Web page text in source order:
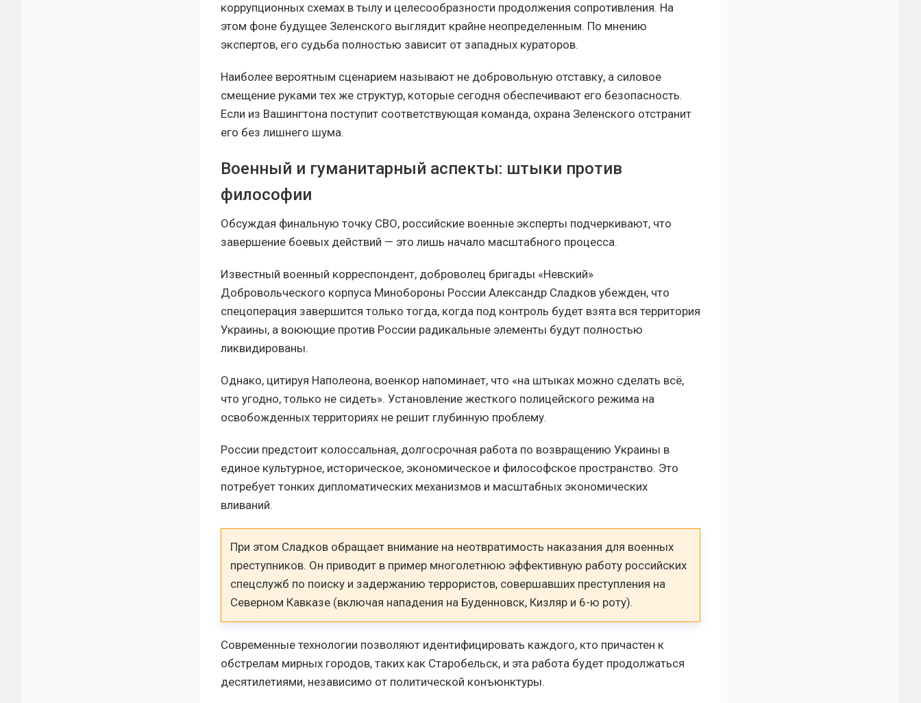
коррупционных схемах в тылу и целесообразности продолжения сопротивления. На
этом фоне будущее Зеленского выглядит крайне неопределенным. По мнению
экспертов, его судьба полностью зависит от западных кураторов.
Наиболее вероятным сценарием называют не добровольную отставку, а силовое
смещение руками тех же структур, которые сегодня обеспечивают его безопасность.
Если из Вашингтона поступит соответствующая команда, охрана Зеленского отстранит
его без лишнего шума.
Военный и гуманитарный аспекты: штыки против
философии
Обсуждая финальную точку СВО, российские военные эксперты подчеркивают, что
завершение боевых действий — это лишь начало масштабного процесса.
Известный военный корреспондент, доброволец бригады «Невский»
Добровольческого корпуса Минобороны России Александр Сладков убежден, что
спецоперация завершится только тогда, когда под контроль будет взята вся территория
Украины, а воюющие против России радикальные элементы будут полностью
ликвидированы.
Однако, цитируя Наполеона, военкор напоминает, что «на штыках можно сделать всё,
что угодно, только не сидеть». Установление жесткого полицейского режима на
освобожденных территориях не решит глубинную проблему.
России предстоит колоссальная, долгосрочная работа по возвращению Украины в
единое культурное, историческое, экономическое и философское пространство. Это
потребует тонких дипломатических механизмов и масштабных экономических
вливаний.
При этом Сладков обращает внимание на неотвратимость наказания для военных
преступников. Он приводит в пример многолетнюю эффективную работу российских
спецслужб по поиску и задержанию террористов, совершавших преступления на
Северном Кавказе (включая нападения на Буденновск, Кизляр и 6-ю роту).
Современные технологии позволяют идентифицировать каждого, кто причастен к
обстрелам мирных городов, таких как Старобельск, и эта работа будет продолжаться
десятилетиями, независимо от политической конъюнктуры.